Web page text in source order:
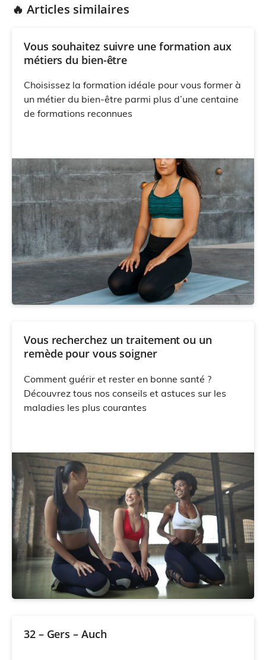
🔥 Articles similaires
Vous souhaitez suivre une formation aux
métiers du bien-être
Choisissez la formation idéale pour vous former à
un métier du bien-être parmi plus d’une centaine
de formations reconnues
Vous recherchez un traitement ou un
remède pour vous soigner
Comment guérir et rester en bonne santé ?
Découvrez tous nos conseils et astuces sur les
maladies les plus courantes
32 – Gers – Auch